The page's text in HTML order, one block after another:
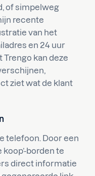
of simpelweg
recente
van het
en 24 uur
kan deze
ziet wat de klant
telefoon. Door een
koop’-borden te
direct informatie